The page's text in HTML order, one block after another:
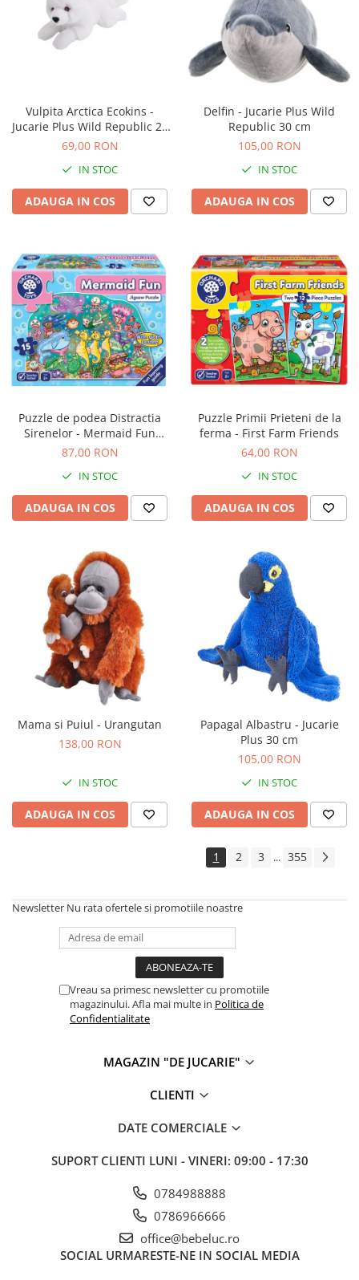
Vulpita Arctica Ecokins -
Jucarie Plus Wild Republic 20
cm
69,00 RON
IN STOC
ADAUGA IN COS
Delfin - Jucarie Plus Wild
Republic 30 cm
105,00 RON
IN STOC
ADAUGA IN COS
Puzzle de podea Distractia
Sirenelor - Mermaid Fun
puzzle
87,00 RON
IN STOC
ADAUGA IN COS
Puzzle Primii Prieteni de la
ferma - First Farm Friends
64,00 RON
IN STOC
ADAUGA IN COS
Mama si Puiul - Urangutan
138,00 RON
IN STOC
ADAUGA IN COS
Papagal Albastru - Jucarie
Plus 30 cm
105,00 RON
IN STOC
ADAUGA IN COS
1 2 3 ... 355
Newsletter Nu rata ofertele si promotiile noastre
Vreau sa primesc newsletter cu promotiile
magazinului. Afla mai multe in Politica de
Confidentialitate
MAGAZIN "DE JUCARIE"
CLIENTI
DATE COMERCIALE
SUPORT CLIENTI LUNI - VINERI: 09:00 - 17:30
0784988888
0786966666
office@bebeluc.ro
SOCIAL URMARESTE-NE IN SOCIAL MEDIA